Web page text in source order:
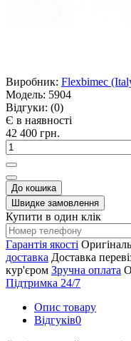
Виробник: Flexbimec
Модель: 5904
Відгуки: (0)
Є в наявності
42 400 грн.
До кошика
Швидке замовлення
Купити в один клік
Гарантія якості
доставка Доставка
кур'єром Зручна оплата
Підтримка 24/7
Опис товару
Відгуків0